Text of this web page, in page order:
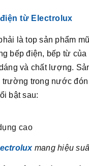
từ Electrolux
là top sản phẩm
bếp điện, bếp từ
và chất lượng.
trong nước
bật sau:
cao
mang hiệu